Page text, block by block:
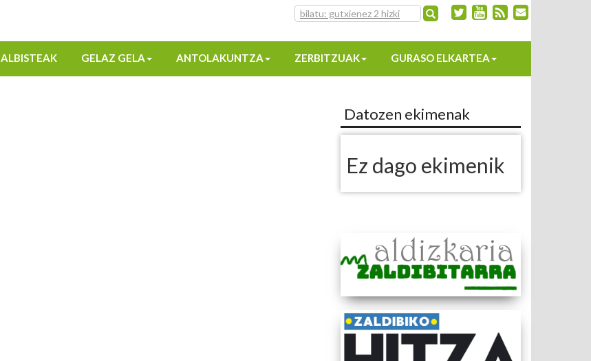
ALBISTEAK GELAZ GELA ANTOLAKUNTZA ZERBITZUAK GURASO ELKARTEA
Datozen ekimenak
Ez dago ekimenik